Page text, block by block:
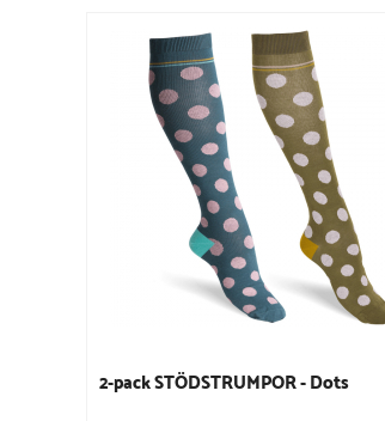
2-pack STÖDSTRUMPOR - Dots